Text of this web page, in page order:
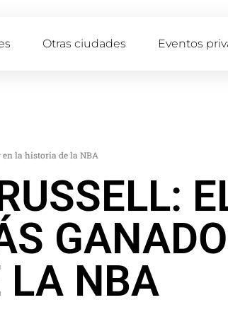
Otras ciudades Eventos
la historia de la NBA
LA NBA